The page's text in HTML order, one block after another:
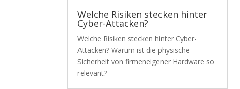
Welche Risiken stecken hinter
Cyber-Attacken?
Welche Risiken stecken hinter Cyber-
Attacken? Warum ist die physische
Sicherheit von firmeneigener Hardware so
relevant?